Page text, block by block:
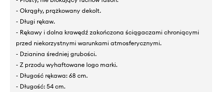
- Okrągły, prążkowany dekolt.
- Długi rękaw.
- Rękawy i dolna krawędź zakończona ściągaczami chroniącymi
przed niekorzystnymi warunkami atmosferycznymi.
- Dzianina średniej grubości.
- Z przodu wyhaftowane logo marki.
- Długość rękawa: 68 cm.
- Długość: 54 cm.